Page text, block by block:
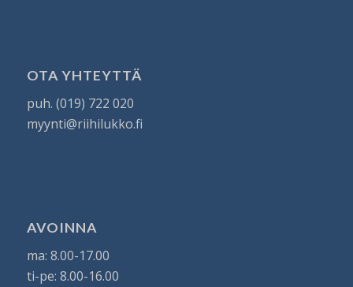
OTA YHTEYTTÄ
puh. (019) 722 020
myynti@riihilukko.fi
AVOINNA
ma: 8.00-17.00
ti-pe: 8.00-16.00